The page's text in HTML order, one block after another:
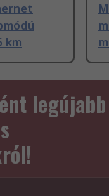
km
legújabb